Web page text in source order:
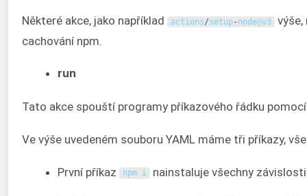
Některé akce, jako například actions/setup- node@v3 výše,
cachování npm.
run
Tato akce spouští programy příkazového řádku
Ve výše uvedeném souboru YAML máme tři příkazy,
První příkaz npm i nainstaluje všechny